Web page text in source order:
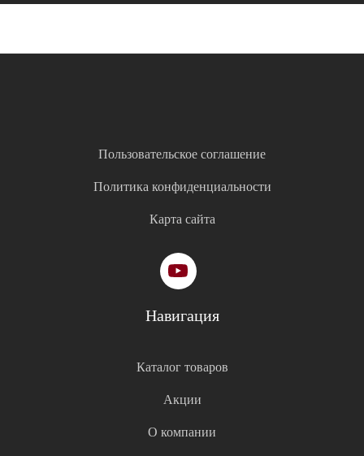
Пользовательское соглашение
Политика конфиденциальности
Карта сайта
Навигация
Каталог товаров
Акции
О компании